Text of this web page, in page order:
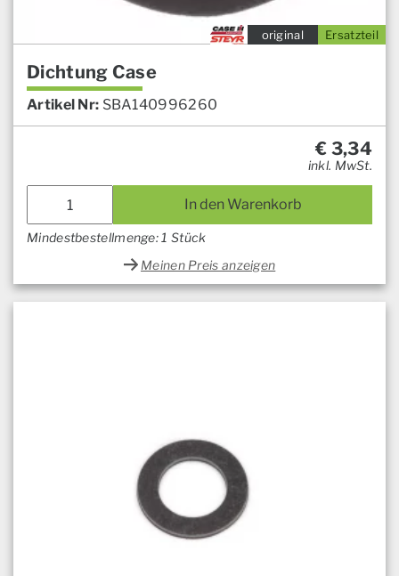
Ersatzteil
original
Dichtung Case
Artikel Nr: SBA140996260
€ 3,34
inkl. MwSt.
In den Warenkorb
Mindestbestellmenge: 1 Stück
Meinen Preis anzeigen